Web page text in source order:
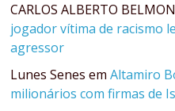
CARLOS ALBERTO
jogador vítima de racismo
agressor
Lunes Senes emAltamiro
milionários com firmas de